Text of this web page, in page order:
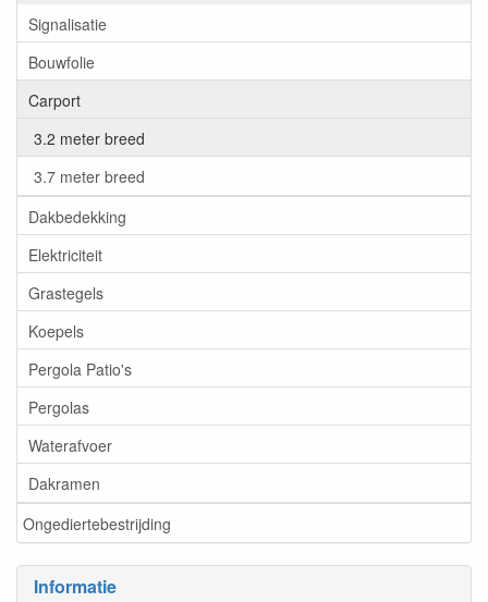
Signalisatie
Bouwfolie
Carport
3.2 meter breed
3.7 meter breed
Dakbedekking
Elektriciteit
Grastegels
Koepels
Pergola Patio's
Pergolas
Waterafvoer
Dakramen
Ongediertebestrijding
Informatie